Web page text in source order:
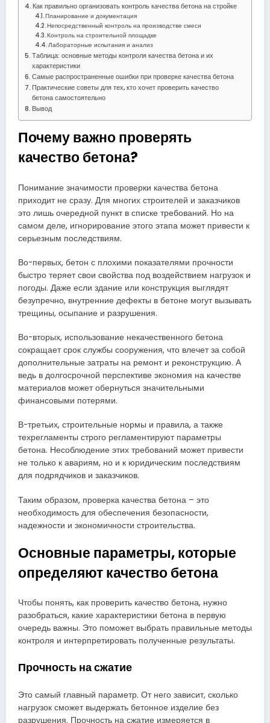
Как правильно организовать контроль качества бетона на стройке
Планирование и документация
Непосредственный контроль на производстве смеси
Контроль на строительной площадке
Лабораторные испытания и анализ
Таблица: основные методы контроля качества бетона и их
характеристики
Самые распространенные ошибки при проверке качества бетона
Практические советы для тех, кто хочет проверить качество
бетона самостоятельно
Вывод
Почему важно проверять
качество бетона?
Понимание значимости проверки качества бетона
приходит не сразу. Для многих строителей и заказчиков
это лишь очередной пункт в списке требований. Но на
самом деле, игнорирование этого этапа может привести к
серьезным последствиям.
Во-первых, бетон с плохими показателями прочности
быстро теряет свои свойства под воздействием нагрузок и
погоды. Даже если здание или конструкция выглядят
безупречно, внутренние дефекты в бетоне могут вызывать
трещины, осыпание и разрушения.
Во-вторых, использование некачественного бетона
сокращает срок службы сооружения, что влечет за собой
дополнительные затраты на ремонт и реконструкцию. А
ведь в долгосрочной перспективе экономия на качестве
материалов может обернуться значительными
финансовыми потерями.
В-третьих, строительные нормы и правила, а также
техрегламенты строго регламентируют параметры
бетона. Несоблюдение этих требований может привести
не только к авариям, но и к юридическим последствиям
для подрядчиков и заказчиков.
Таким образом, проверка качества бетона – это
необходимость для обеспечения безопасности,
надежности и экономичности строительства.
Основные параметры, которые
определяют качество бетона
Чтобы понять, как проверить качество бетона, нужно
разобраться, какие характеристики бетона в первую
очередь важны. Это поможет выбрать правильные методы
контроля и интерпретировать полученные результаты.
Прочность на сжатие
Это самый главный параметр. От него зависит, сколько
нагрузок сможет выдержать бетонное изделие без
разрушения. Прочность на сжатие измеряется в